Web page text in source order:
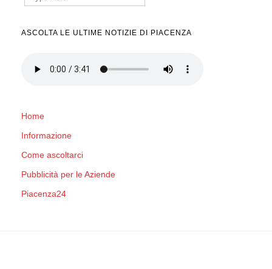
for:
ASCOLTA LE ULTIME NOTIZIE DI PIACENZA
Home
Informazione
Come ascoltarci
Pubblicità per le Aziende
Piacenza24